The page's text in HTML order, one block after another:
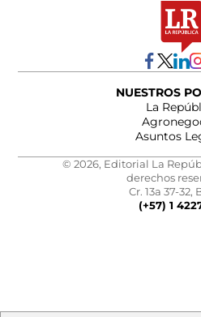
NUESTROS
La
Asuntos
© 2026, Editorial La
derechos
Cr. 13a 37-32,
(+57) 1